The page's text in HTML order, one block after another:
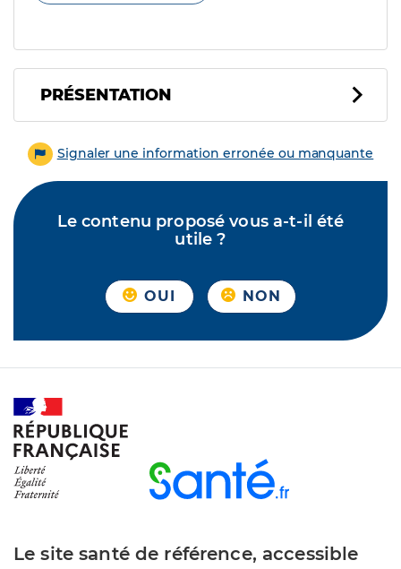
PRÉSENTATION
Signaler une information erronée ou manquante
Le contenu proposé vous a-t-il été
utile ?
OUI NON
Le site santé de référence, accessible